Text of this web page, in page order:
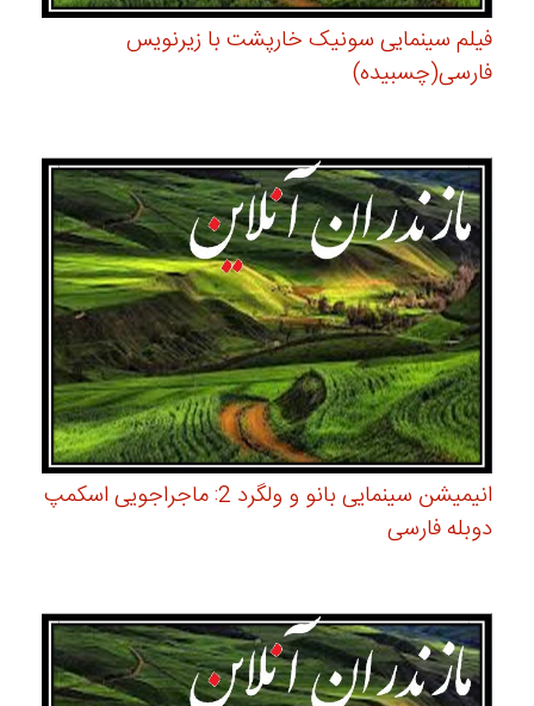
فیلم سینمایی سونیک خارپشت با زیرنویس
فارسی(چسبیده)
انیمیشن سینمایی بانو و ولگرد 2: ماجراجویی اسکمپ
دوبله فارسی